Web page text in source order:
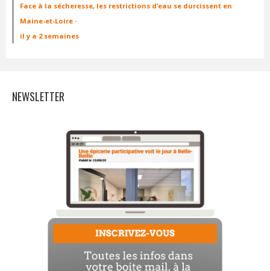
Face à la sécheresse, les restrictions d’eau se durcissent en
Maine-et-Loire ·
il y a 2 semaines
NEWSLETTER